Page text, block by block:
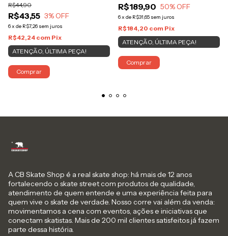
R$43,55
R$44,90
3% OFF
6x de R$7,26 sem juros
R$42,24 com Pix
ATENÇÃO, ÚLTIMA PEÇA!
Comprar
R$189,90 50% OFF
6x de R$31,65 sem juros
R$184,20 com Pix
ATENÇÃO, ÚLTIMA PEÇA!
Comprar
A CB Skate Shop é a real skate shop: há mais de 12 anos
fortalecendo o skate street com produtos de qualidade,
atendimento de quem entende e uma experiência feita para
quem vive o skate de verdade. Nosso corre vai além da venda:
movimentamos a cena com eventos, ações e iniciativas que
conectam skatistas. Mais de 200 mil clientes satisfeitos já fazem
parte dessa história.